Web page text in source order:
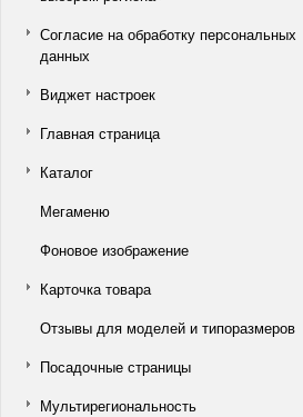
Согласие на обработку персональных
данных
Виджет настроек
Главная страница
Каталог
Мегаменю
Фоновое изображение
Карточка товара
Отзывы для моделей и типоразмеров
Посадочные страницы
Мультирегиональность